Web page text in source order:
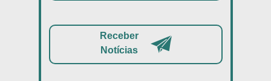
Receber
Notícias